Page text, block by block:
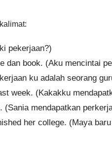
pekerjaan?)
dan book. (Aku mencintai
ku adalah seorang
week. (Kakakku
(Sania mendapatkan
her college. (Maya